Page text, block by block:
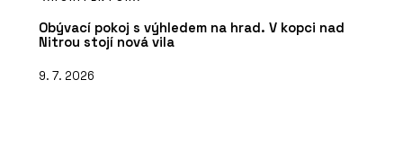
Obývací pokoj s výhledem na hrad. V kopci nad
Nitrou stojí nová vila
9. 7. 2026